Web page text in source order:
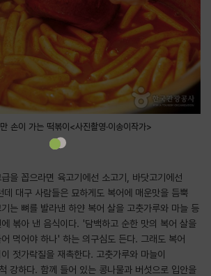
손이 가는 떡볶이<사진촬영·이송이작가>
을 꼽으라면 육고기에선 소고기, 바닷고기에선
데 대구 사람들은 묘하게도 복어에 매운맛을 듬뿍
는 뼈를 발라낸 하얀 복어 살을 고춧가루와 마늘 등
볶아 낸 음식이다. '담백하고 순한 맛의 복어 살을
먹어야 하나' 하는 의구심도 든다. 그래도 복어
젓가락질을 재촉한다. 고춧가루와 마늘이
강하다. 함께 들어 있는 콩나물과 버섯으로 입안을